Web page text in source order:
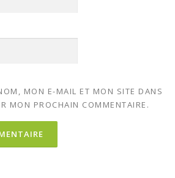
MON E-MAIL ET MON SITE DANS
MON PROCHAIN COMMENTAIRE.